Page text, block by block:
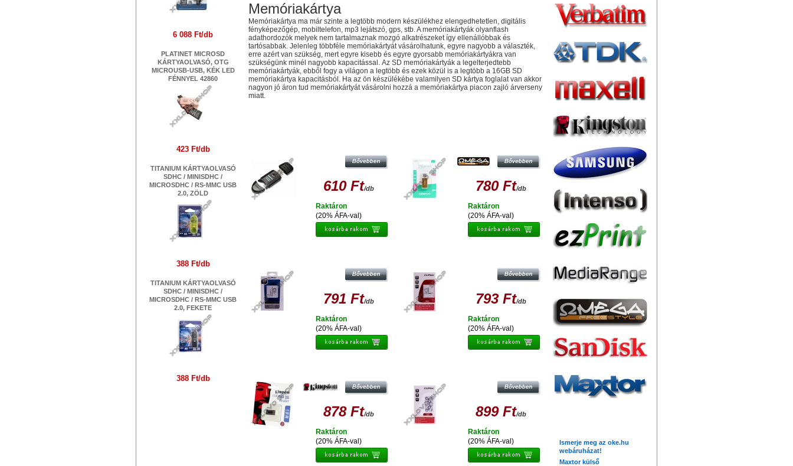
6 088 Ft/db
PLATINET MICROSD
KÁRTYAOLVASÓ, OTG
MICROUSB-USB, KÉK LED
FÉNNYEL 42860
423 Ft/db
TITANIUM KÁRTYAOLVASÓ
SDHC / MINISDHC /
MICROSDHC / RS-MMC USB
2.0, ZÖLD
388 Ft/db
TITANIUM KÁRTYAOLVASÓ
SDHC / MINISDHC /
MICROSDHC / RS-MMC USB
2.0, FEKETE
388 Ft/db
Memóriakártya
Memóriakártya ma már szinte a legtöbb modern készülékhez elengedhetetlen, digitális
fényképezőgép, mobiltelefon, mp3 lejátszó, gps, stb. A memóriakártyák olyanflash
adathordozók melyek nem tartalmaznak mozgó alkatrészeket így ellenállóbbak és
tartósabbak. Jelenleg többféle memóriakártyát vásárolhatunk, egyre nagyobb a választék,
erre azért van szükség, mert egyre kisebb és egyre gyorsabb memóriakártyákra van
szükségünk minél nagyobb kapacitással. Az SD memóriakártyák a legelterjedtebb
memóriakártyák, ebből fogy a világon a legtöbb és ezek közül is a legtöbb a 16GB SD
memóriakártya kapacitásból. Ha az ön készülékébe valamilyen SD kártya foglalat van akkor
nagyon jó áron tud memóriakártyát vásárolni hozzá a memóriakártya piacon zajló árverseny
miatt.
610 Ft/db
(20% ÁFA-val)
Raktáron
780 Ft/db
(20% ÁFA-val)
Raktáron
791 Ft/db
(20% ÁFA-val)
Raktáron
793 Ft/db
(20% ÁFA-val)
Raktáron
878 Ft/db
(20% ÁFA-val)
Raktáron
899 Ft/db
(20% ÁFA-val)
Raktáron
Ismerje meg az oke.hu
webáruházat!
Maxtor külső